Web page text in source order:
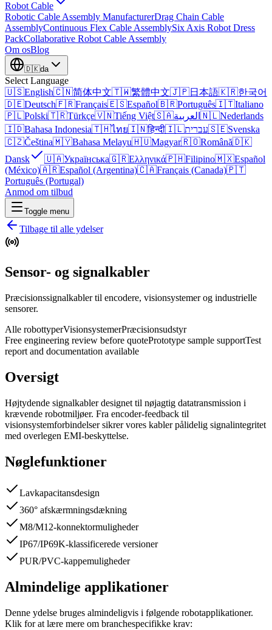
Robot Cable
Robotic Cable Assembly ManufacturerDrag Chain Cable
AssemblyContinuous Flex Cable AssemblySix Axis Robot Dress
PackCollaborative Robot Cable Assembly
Om osBlog
🇩🇰da
Select Language
🇺🇸English🇨🇳简体中文🇹🇼繁體中文🇯🇵日本語🇰🇷한국어
🇩🇪Deutsch🇫🇷Français🇪🇸Español🇧🇷Português🇮🇹Italiano
🇵🇱Polski🇹🇷Türkçe🇻🇳Tiếng Việt🇸🇦العربية 🇳🇱Nederlands
🇮🇩Bahasa Indonesia🇹🇭ไทย🇮🇳हिन्दी🇮🇱עברית🇸🇪Svenska
🇨🇿Čeština🇲🇾Bahasa Melayu🇭🇺Magyar🇷🇴Română🇩🇰
Dansk
🇺🇦Українська🇬🇷Ελληνικά🇵🇭Filipino🇲🇽Español
(México)🇦🇷Español (Argentina)🇨🇦Français (Canada)🇵🇹
Português (Portugal)
Anmod om tilbud
Toggle menu
Tilbage til alle ydelser
Sensor- og signalkabler
Præcisionssignalkabler til encodere, visionsystemer og industrielle
sensorer.
Alle robottyperVisionsystemerPræcisionsudstyr
Free engineering review before quotePrototype sample supportTest
report and documentation available
Oversigt
Højtydende signalkabler designet til nøjagtig datatransmission i
krævende robotmiljøer. Fra encoder-feedback til
visionsystemforbindelser sikrer vores kabler pålidelig signalintegritet
med overlegen EMI-beskyttelse.
Nøglefunktioner
Lavkapacitansdesign
360° afskærmningsdækning
M8/M12-konnektormuligheder
IP67/IP69K-klassificerede versioner
PUR/PVC-kappemuligheder
Almindelige applikationer
Denne ydelse bruges almindeligvis i følgende robotapplikationer.
Klik for at lære mere om branchespecifikke krav: